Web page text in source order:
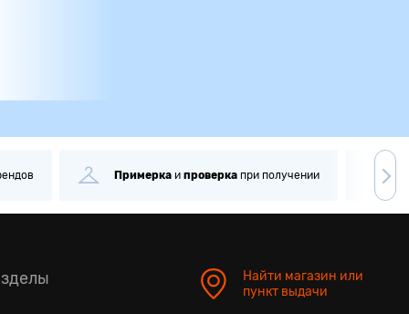
Примерка и проверка при получении
Найти магазин или
пункт выдачи